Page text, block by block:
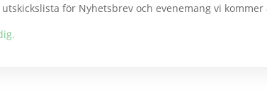
för Nyhetsbrev och evenemang vi